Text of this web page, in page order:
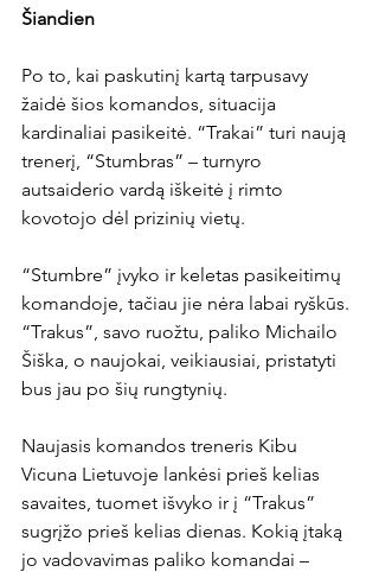
Šiandien
Po to, kai paskutinį kartą tarpusavy
žaidė šios komandos, situacija
kardinaliai pasikeitė. “Trakai” turi naują
trenerį, “Stumbras” – turnyro
autsaiderio vardą iškeitė į rimto
kovotojo dėl prizinių vietų.
“Stumbre” įvyko ir keletas pasikeitimų
komandoje, tačiau jie nėra labai ryškūs.
“Trakus”, savo ruožtu, paliko Michailo
Šiška, o naujokai, veikiausiai, pristatyti
bus jau po šių rungtynių.
Naujasis komandos treneris Kibu
Vicuna Lietuvoje lankėsi prieš kelias
savaites, tuomet išvyko ir į “Trakus”
sugrįžo prieš kelias dienas. Kokią įtaką
jo vadovavimas paliko komandai –